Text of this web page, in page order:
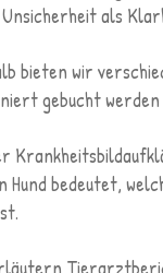
als
bieten wir
gebucht
Hund bedeutet,